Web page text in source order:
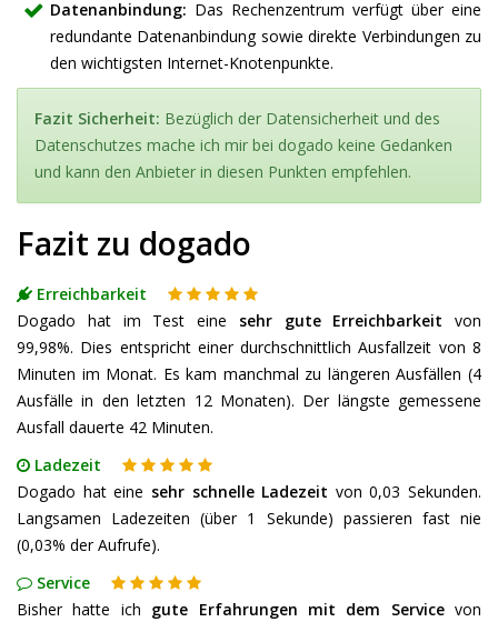
Datenanbindung: Das Rechenzentrum verfügt über eine
redundante Datenanbindung sowie direkte Verbindungen zu
den wichtigsten Internet-Knotenpunkte.
Fazit Sicherheit: Bezüglich der Datensicherheit und des
Datenschutzes mache ich mir bei dogado keine Gedanken
und kann den Anbieter in diesen Punkten empfehlen.
Fazit zu dogado
Erreichbarkeit
Dogado hat im Test eine sehr gute Erreichbarkeit von
99,98%. Dies entspricht einer durchschnittlich Ausfallzeit von 8
Minuten im Monat. Es kam manchmal zu längeren Ausfällen (4
Ausfälle in den letzten 12 Monaten). Der längste gemessene
Ausfall dauerte 42 Minuten.
Ladezeit
Dogado hat eine sehr schnelle Ladezeit von 0,03 Sekunden.
Langsamen Ladezeiten (über 1 Sekunde) passieren fast nie
(0,03% der Aufrufe).
Service
Bisher hatte ich gute Erfahrungen mit dem Servicevon